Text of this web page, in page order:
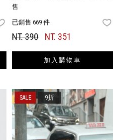
FAVORITES
售
已銷售 669 件
NT. 390 NT. 351
加入購物車
9折